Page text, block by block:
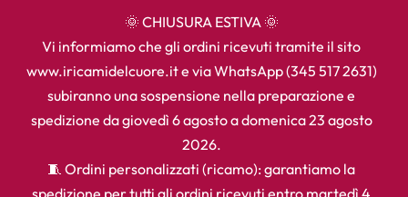
🌞 CHIUSURA ESTIVA 🌞
Vi informiamo che gli ordini ricevuti tramite il sito
www.iricamidelcuore.it e via WhatsApp (345 517 2631)
subiranno una sospensione nella preparazione e
spedizione da giovedì 6 agosto a domenica 23 agosto
2026.
🧵 Ordini personalizzati (ricamo): garantiamo la